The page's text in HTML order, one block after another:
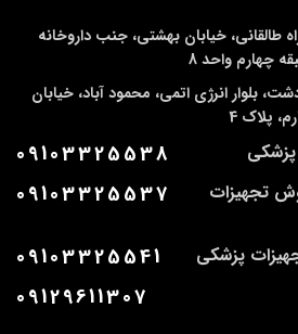
طالقانی، خیابان بهشتی، جنب داروخانه
چهارم واحد 8
بلوار انرژی اتمی، محمود آباد، خیابان
پلاک 4
پزشکی 09103325538
تجهیزات
09103325537
پزشکی 09103325541
09129611307